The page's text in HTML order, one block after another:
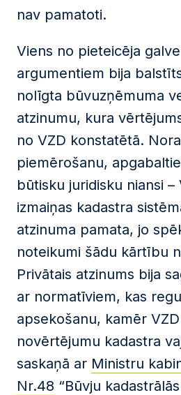
nav pamatoti.
Viens no pieteicēja
argumentiem bija
nolīgta būvuzņēmuma
atzinumu, kura
no VZD konstatētā.
piemērošanu,
būtisku juridisku niansi
izmaiņas kadastra
atzinuma pamata, jo
noteikumi šādu kārtību
Privātais atzinums bija
ar normatīviem, kas
apsekošanu, kamēr
novērtējumu kadastra
saskaņā ar Ministru
Nr.48 “Būvju